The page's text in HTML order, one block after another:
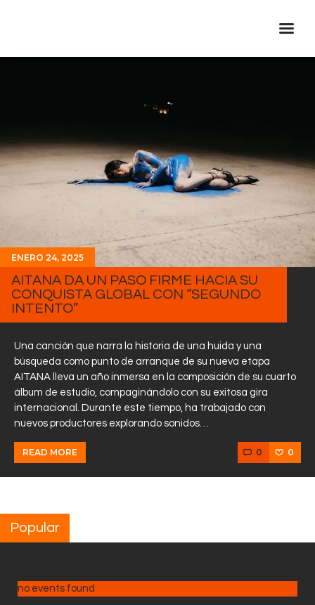
Descarga La APP
Programas
Sobre Nosotros
Contactos
ENERO 24, 2025
AITANA DA UN PASO FIRME HACIA SU
CONQUISTA GLOBAL CON “SEGUNDO
INTENTO”
Una canción que narra la historia de una huida y una
búsqueda como punto de arranque de su nueva etapa
AITANA lleva un año inmersa en la composición de su cuarto
álbum de estudio, compaginándolo con su exitosa gira
internacional. Durante este tiempo, ha trabajado con
nuevos productores explorando sonidos…
READ MORE 0 0
Popular
no events found